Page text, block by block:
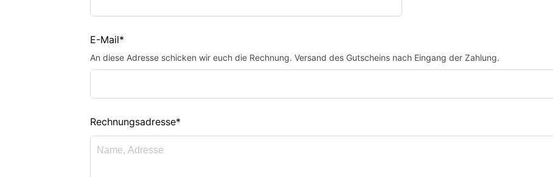
E-Mail*
An diese Adresse schicken wir euch die Rechnung. Versand des Gutscheins nach Eingang der Zahlung.
Rechnungsadresse*